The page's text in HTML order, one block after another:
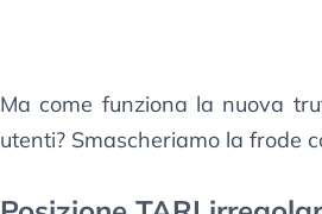
Ma come funziona la nuova
utenti? Smascheriamo la frode